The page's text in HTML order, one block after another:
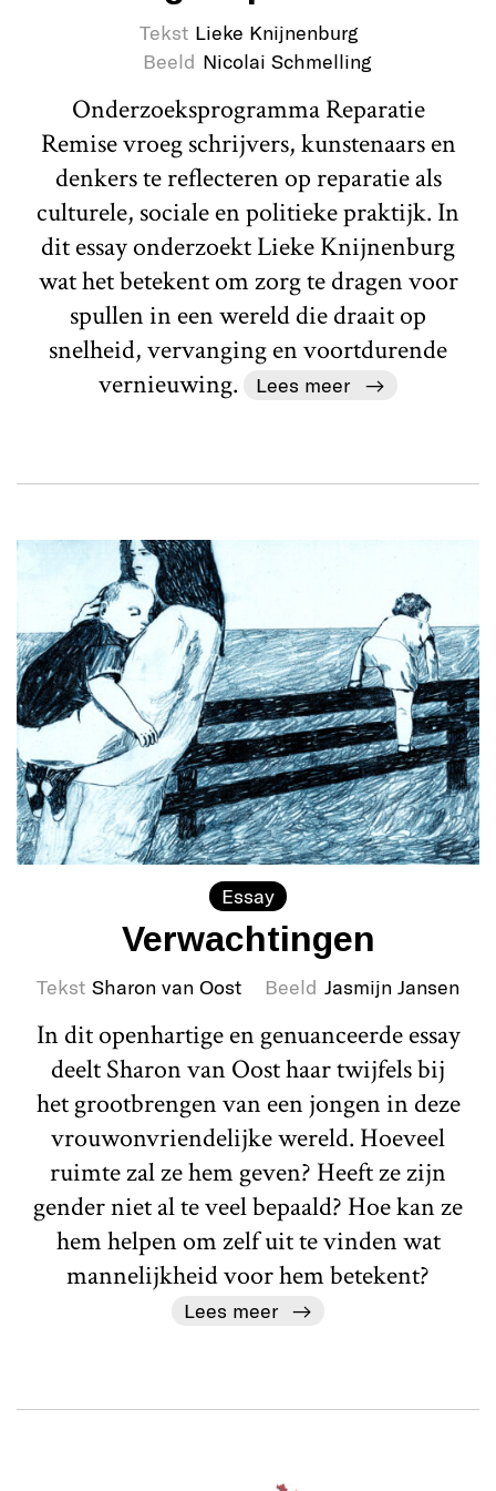
Tekst Lieke Knijnenburg
Beeld Nicolai Schmelling
Onderzoeksprogramma Reparatie
Remise vroeg schrijvers, kunstenaars en
denkers te reflecteren op reparatie als
culturele, sociale en politieke praktijk. In
dit essay onderzoekt Lieke Knijnenburg
wat het betekent om zorg te dragen voor
spullen in een wereld die draait op
snelheid, vervanging en voortdurende
vernieuwing.
Lees meer
Essay
Verwachtingen
Tekst Sharon van Oost Beeld Jasmijn Jansen
In dit openhartige en genuanceerde essay
deelt Sharon van Oost haar twijfels bij
het grootbrengen van een jongen in deze
vrouwonvriendelijke wereld. Hoeveel
ruimte zal ze hem geven? Heeft ze zijn
gender niet al te veel bepaald? Hoe kan ze
hem helpen om zelf uit te vinden wat
mannelijkheid voor hem betekent?
Lees meer